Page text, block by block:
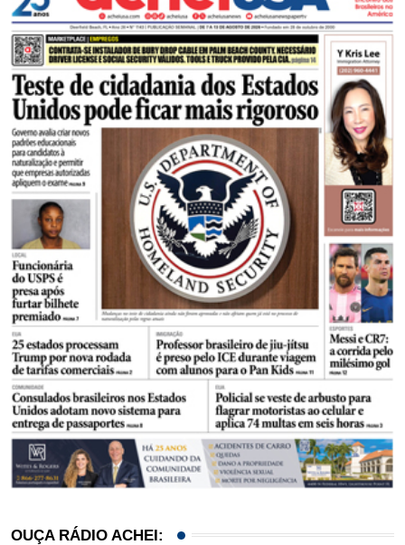
OUÇA RÁDIO ACHEI: